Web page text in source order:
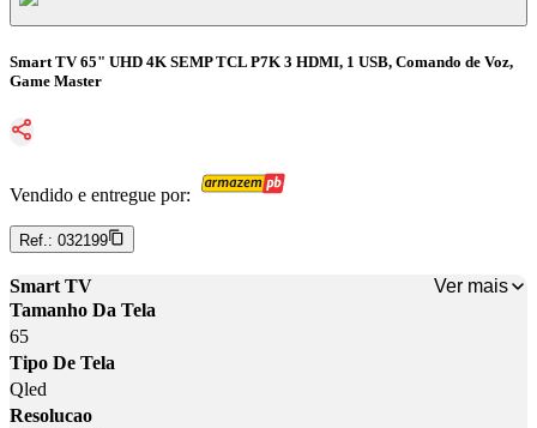
Smart TV 65" UHD 4K SEMP TCL P7K 3 HDMI, 1 USB, Comando de Voz,
Game Master
Vendido e entregue por:
Ref.: 032199
Smart TV
Ver mais
Tamanho Da Tela
65
Tipo De Tela
Qled
Resolucao